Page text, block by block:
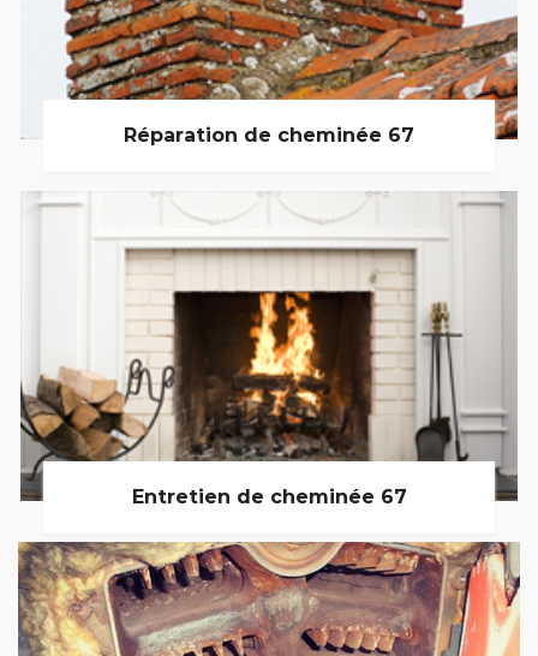
Réparation de cheminée 67
Entretien de cheminée 67